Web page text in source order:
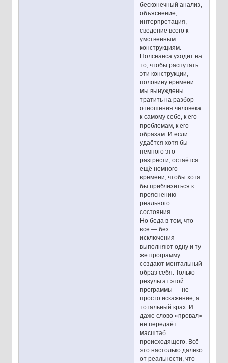
бесконечный анализ,
объяснение,
интерпретация,
сведение всего к
умственным
конструкциям.
Полсеанса уходит на
то, чтобы распутать
эти конструкции,
половину времени
мы вынуждены
тратить на разбор
отношения человека
к самому себе, к его
проблемам, к его
образам. И если
удаётся хотя бы
немного это
разгрести, остаётся
ещё немного
времени, чтобы хотя
бы приблизиться к
прояснению
реального
состояния.
Но беда в том, что
все — без
исключения —
выполняют одну и ту
же программу:
создают ментальный
образ себя. Только
результат этой
программы — не
просто искажение, а
тотальный крах. И
даже слово «провал»
не передаёт
масштаб
происходящего. Всё
это настолько далеко
от реальности, что